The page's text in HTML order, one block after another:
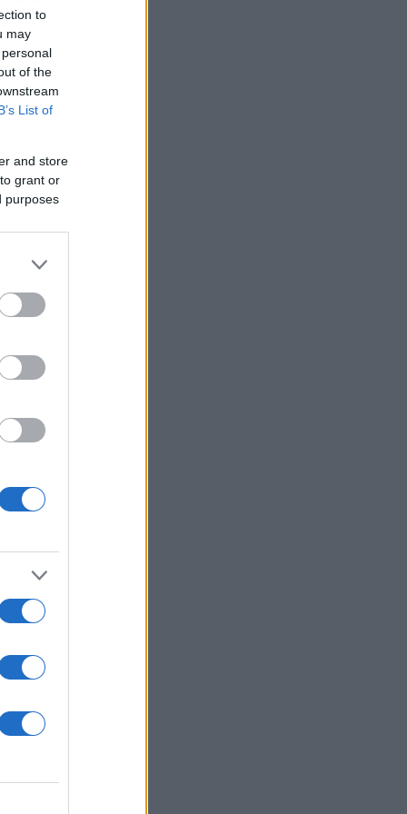
to
may
of the
List of
and store
grant or
purposes